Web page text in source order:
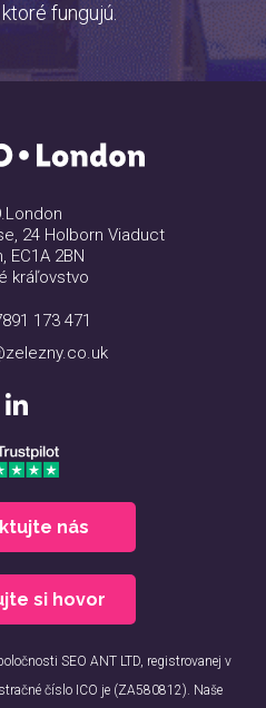
fungujú.
24 Holborn Viaduct
EC1A 2BN
kráľovstvo
173 471
nás
si hovor
SEO ANT LTD, registrovanej v
číslo ICO je (ZA580812). Naše